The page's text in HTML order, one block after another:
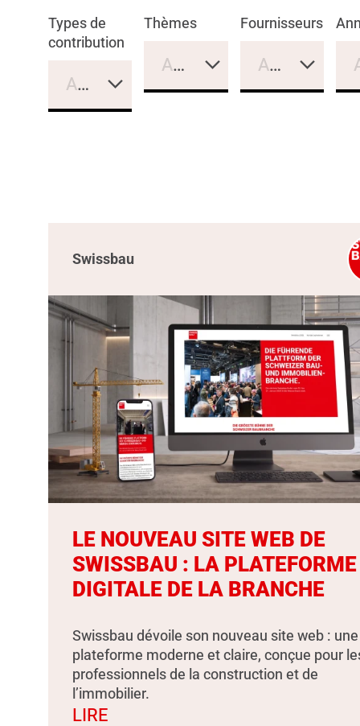
Types de
contribution
Aucune sélection
Thèmes
Aucune sélection
Fournisseurs
Aucune
Swissbau
LE NOUVEAU SITE WEB DE
SWISSBAU : LA PLATEFORME
DIGITALE DE LA BRANCHE
Swissbau dévoile son nouveau site web : une
plateforme moderne et claire, conçue pour
professionnels de la construction et de
l’immobilier.
LIRE